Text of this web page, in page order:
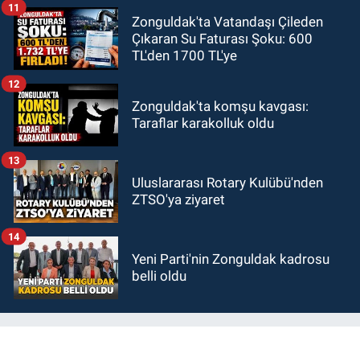
Zonguldak'ta Vatandaşı Çileden
Çıkaran Su Faturası Şoku: 600
TL'den 1700 TL'ye
11
Zonguldak'ta komşu kavgası:
Taraflar karakolluk oldu
12
Uluslararası Rotary Kulübü'nden
ZTSO'ya ziyaret
13
Yeni Parti'nin Zonguldak kadrosu
belli oldu
14